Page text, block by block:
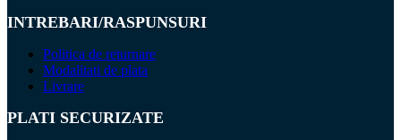
INTREBARI/RASPUNSURI
Politica de returnare
Modalitati de plata
Livrare
PLATI SECURIZATE